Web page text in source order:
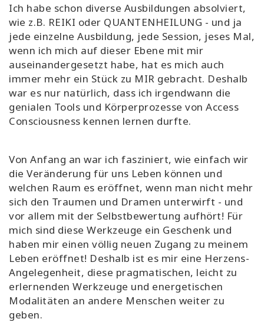
Ich habe schon diverse Ausbildungen absolviert,
wie z.B. REIKI oder QUANTENHEILUNG - und ja
jede einzelne Ausbildung, jede Session, jeses Mal,
wenn ich mich auf dieser Ebene mit mir
auseinandergesetzt habe, hat es mich auch
immer mehr ein Stück zu MIR gebracht. Deshalb
war es nur natürlich, dass ich irgendwann die
genialen Tools und Körperprozesse von Access
Consciousness kennen lernen durfte.
Von Anfang an war ich fasziniert, wie einfach wir
die Veränderung für uns Leben können und
welchen Raum es eröffnet, wenn man nicht mehr
sich den Traumen und Dramen unterwirft - und
vor allem mit der Selbstbewertung aufhört! Für
mich sind diese Werkzeuge ein Geschenk und
haben mir einen völlig neuen Zugang zu meinem
Leben eröffnet! Deshalb ist es mir eine Herzens-
Angelegenheit, diese pragmatischen, leicht zu
erlernenden Werkzeuge und energetischen
Modalitäten an andere Menschen weiter zu
geben.